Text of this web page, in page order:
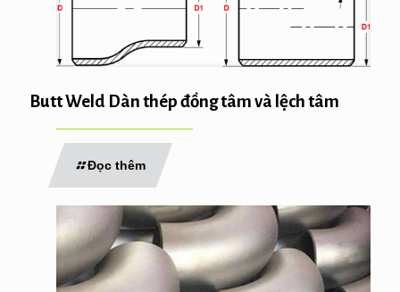
Butt Weld Dàn thép đồng tâm và lệch tâm
Đọc thêm